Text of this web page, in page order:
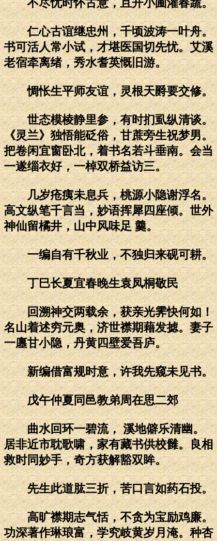
不尽忧时怀古意，且开小圃灌春蔬。
仁心古谊继忠州，千顷波涛一叶舟。
书可活人常小试，才堪医国切先忧。艾溪
老宿牵离绪，秀水耆英慨旧游。
惆怅生平师友谊，灵根天爵要交修。
世态模棱静里参，有时扪虱纵清谈。
《灵兰》独悟能砭俗，甘蔗旁生祝梦男。
把卷闲宜窗卧北，着书名若斗垂南。会当
一遂缁衣好，一棹双桥益访三。
几岁疮痍未息兵，桃源小隐谢浮名。
高文纵笔千言当，妙语挥犀四座倾。世外
神仙留橘井，山中风味足 羹。
一编自有千秋业，不独归来砚可耕。
丁巳长夏宜春晚生袁凤桐敬民
回溯神交两载余，获亲光霁快何如！
名山着述穷元奥，济世襟期藉发摅。妻子
一廛甘小隐，丹黄四壁爱吾庐。
新编借富规时意，许我先窥未见书。
戊午仲夏同邑教弟周在思二郊
曲水回环一碧流， 溪地僻乐清幽。
居非近市耽歌啸，家有藏书供校雠。良相
救时同妙手，奇方获解豁双眸。
先生此道肱三折，苦口言如药石投。
高旷襟期志气恬，不贪为宝励鸡廉。
功深著作琳琅富，学究岐黄岁月淹。种杏